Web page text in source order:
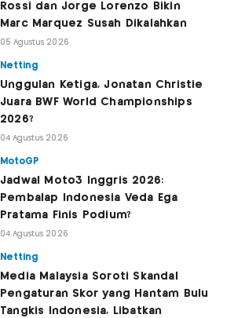
Rossi dan Jorge Lorenzo Bikin
Marc Marquez Susah Dikalahkan
05 Agustus 2026
Netting
Unggulan Ketiga, Jonatan Christie
Juara BWF World Championships
2026?
04 Agustus 2026
MotoGP
Jadwal Moto3 Inggris 2026:
Pembalap Indonesia Veda Ega
Pratama Finis Podium?
04 Agustus 2026
Netting
Media Malaysia Soroti Skandal
Pengaturan Skor yang Hantam Bulu
Tangkis Indonesia, Libatkan